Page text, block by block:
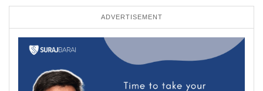
ADVERTISEMENT